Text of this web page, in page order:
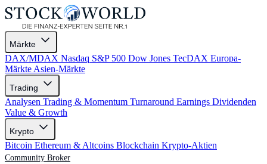
Märkte
DAX/MDAX Nasdaq S&P 500 Dow Jones TecDAX Europa-
Märkte Asien-Märkte
Trading
Analysen Trading & Momentum Turnaround Earnings Dividenden
Value & Growth
Krypto
Bitcoin Ethereum & Altcoins Blockchain Krypto-Aktien
Community Broker